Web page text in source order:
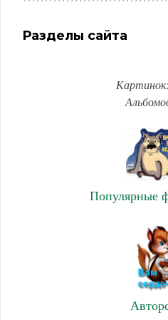
Разделы сайта
Популярные